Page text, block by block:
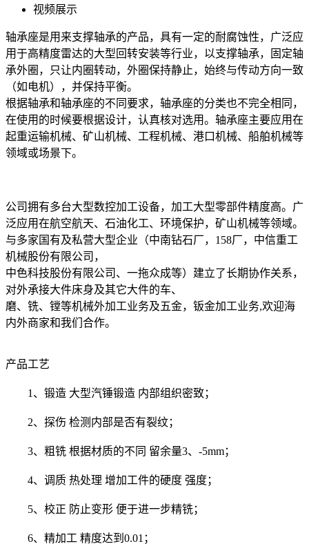
视频展示
轴承座是用来支撑轴承的产品，具有一定的耐腐蚀性，广泛应
用于高精度雷达的大型回转安装等行业，以支撑轴承，固定轴
承外圈，只让内圈转动，外圈保持静止，始终与传动方向一致
（如电机），并保持平衡。
根据轴承和轴承座的不同要求，轴承座的分类也不完全相同，
在使用的时候要根据设计，认真核对选用。轴承座主要应用在
起重运输机械、矿山机械、工程机械、港口机械、船舶机械等
领域或场景下。
公司拥有多台大型数控加工设备，加工大型零部件精度高。广
泛应用在航空航天、石油化工、环境保护，矿山机械等领域。
与多家国有及私营大型企业（中南钻石厂，158厂，中信重工
机械股份有限公司，
中色科技股份有限公司、一拖众成等）建立了长期协作关系，
对外承接大件床身及其它大件的车、
磨、铣、镗等机械外加工业务及五金，钣金加工业务,欢迎海
内外商家和我们合作。
产品工艺
1、锻造 大型汽锤锻造 内部组织密致；
2、探伤 检测内部是否有裂纹；
3、粗铣 根据材质的不同 留余量3、-5mm；
4、调质 热处理 增加工件的硬度 强度；
5、校正 防止变形 便于进一步精铣；
6、精加工 精度达到0.01；